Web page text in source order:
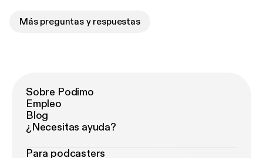
Más preguntas y respuestas
Sobre Podimo
Empleo
Blog
¿Necesitas ayuda?
Para podcasters